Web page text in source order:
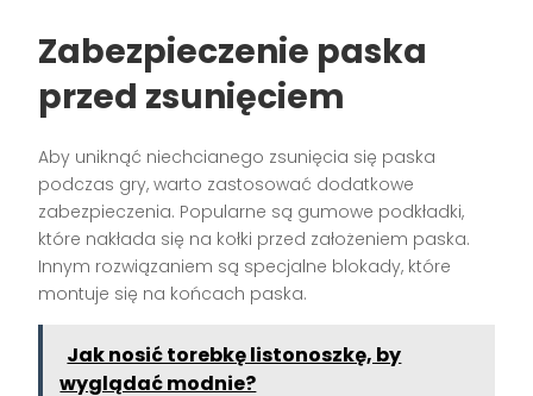
Zabezpieczenie paska
przed zsunięciem
Aby uniknąć niechcianego zsunięcia się paska
podczas gry, warto zastosować dodatkowe
zabezpieczenia. Popularne są gumowe podkładki,
które nakłada się na kołki przed założeniem paska.
Innym rozwiązaniem są specjalne blokady, które
montuje się na końcach paska.
Jak nosić torebkę listonoszkę, by
wyglądać modnie?